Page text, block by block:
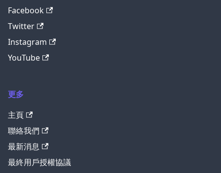
Facebook
Twitter
Instagram
YouTube
更多
主頁
聯絡我們
最新消息
最終用戶授權協議